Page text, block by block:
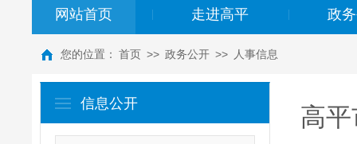
网站首页 走进高平 政
您的位置： 首页 >> 政务公开 >> 人事信息
信息公开 高